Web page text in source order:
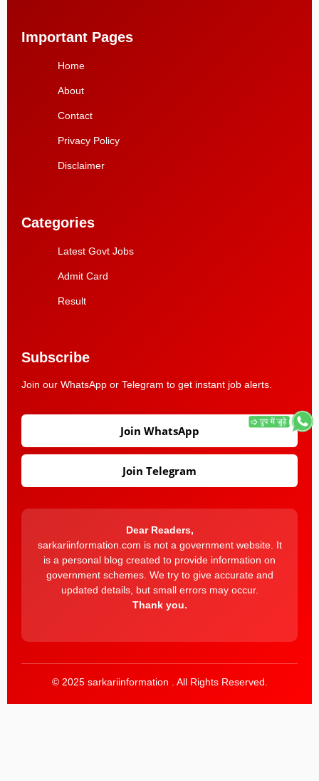
Important Pages
Home
About
Contact
Privacy Policy
Disclaimer
Categories
Latest Govt Jobs
Admit Card
Result
Subscribe
Join our WhatsApp or Telegram to get instant job alerts.
Join WhatsApp
Join Telegram
Dear Readers,
sarkariinformation.com is not a government website. It
is a personal blog created to provide information on
government schemes. We try to give accurate and
updated details, but small errors may occur.
Thank you.
© 2025 sarkariinformation . All Rights Reserved.